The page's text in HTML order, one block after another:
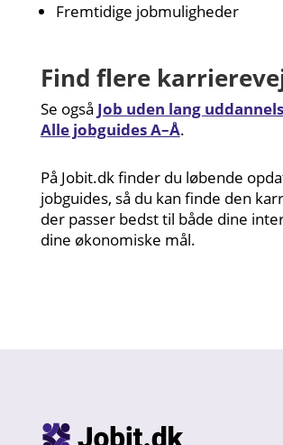
Fremtidige jobmuligheder
Find flere
Se også Job uden lang
Alle jobguides A–Å.
På Jobit.dk finder du løbende
jobguides, så du kan finde den
der passer bedst til både dine
dine økonomiske mål.